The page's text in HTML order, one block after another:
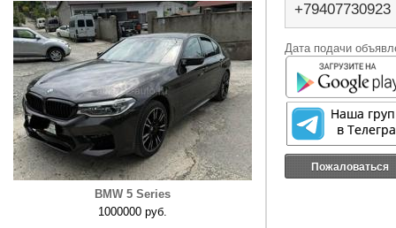
BMW 5 Series
1000000 руб.
+79407730923
Дата подачи
Пожаловаться